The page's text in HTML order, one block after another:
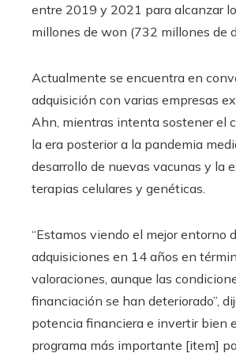
entre 2019 y 2021 para alcanzar
millones de won (732 millones de
Actualmente se encuentra en
adquisición con varias empresas
Ahn, mientras intenta sostener el
la era posterior a la pandemia
desarrollo de nuevas vacunas y la
terapias celulares y genéticas.
“Estamos viendo el mejor entorno
adquisiciones en 14 años en
valoraciones, aunque las
financiación se han deteriorado”,
potencia financiera e invertir bien
programa más importante [item]